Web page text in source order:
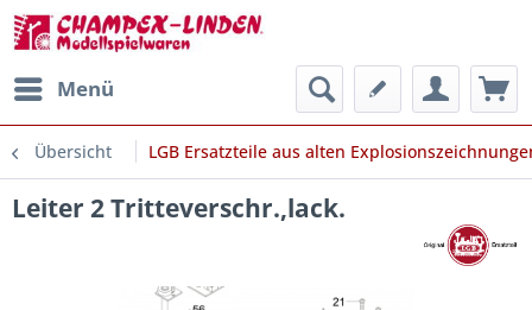
Menü
Übersicht LGB Ersatzteile aus alten
Leiter 2 Tritteverschr.,lack.